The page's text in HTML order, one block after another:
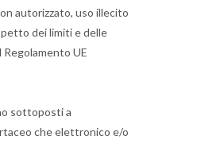
autorizzato, uso illecito
dei limiti e delle
UE
sottoposti a
che elettronico e/o